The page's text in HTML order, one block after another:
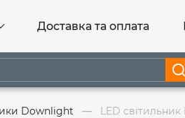
Доставка та оплата
Downlight LED